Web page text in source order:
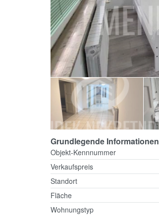
Grundlegende Informationen
Objekt-Kennnummer
Verkaufspreis
Standort
Fläche
Wohnungstyp